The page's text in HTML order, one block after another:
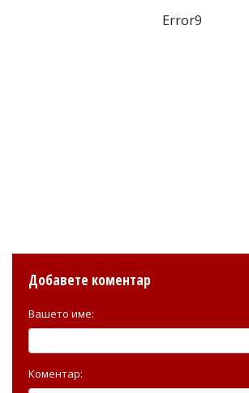
Error9
Добавете коментар
Вашето име:
Коментар: